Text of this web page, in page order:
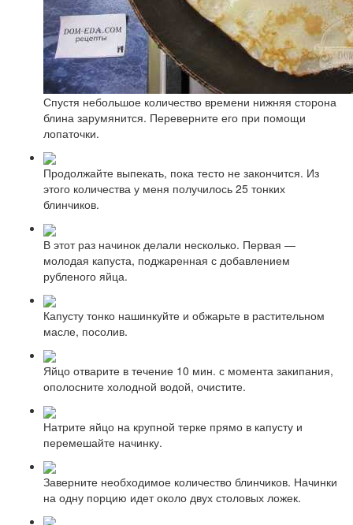
Спустя небольшое количество времени нижняя сторона
блина зарумянится. Переверните его при помощи
лопаточки.
Продолжайте выпекать, пока тесто не закончится. Из
этого количества у меня получилось 25 тонких
блинчиков.
В этот раз начинок делали несколько. Первая —
молодая капуста, поджаренная с добавлением
рубленого яйца.
Капусту тонко нашинкуйте и обжарьте в растительном
масле, посолив.
Яйцо отварите в течение 10 мин. с момента закипания,
ополосните холодной водой, очистите.
Натрите яйцо на крупной терке прямо в капусту и
перемешайте начинку.
Заверните необходимое количество блинчиков. Начинки
на одну порцию идет около двух столовых ложек.